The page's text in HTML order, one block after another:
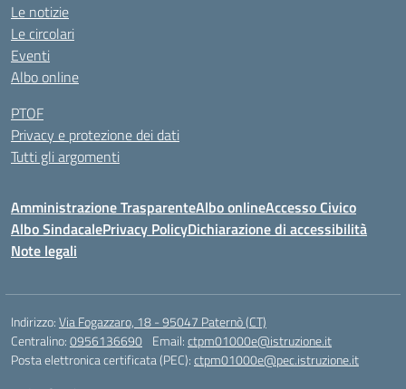
Le notizie
Le circolari
Eventi
Albo online
PTOF
Privacy e protezione dei dati
Tutti gli argomenti
Amministrazione TrasparenteAlbo onlineAccesso Civico
Albo SindacalePrivacy PolicyDichiarazione di accessibilità
Note legali
Indirizzo:Via Fogazzaro, 18 - 95047 Paternò (CT)
Centralino:0956136690 Email:ctpm01000e@istruzione.it
Posta elettronica certificata (PEC):ctpm01000e@pec.istruzione.it